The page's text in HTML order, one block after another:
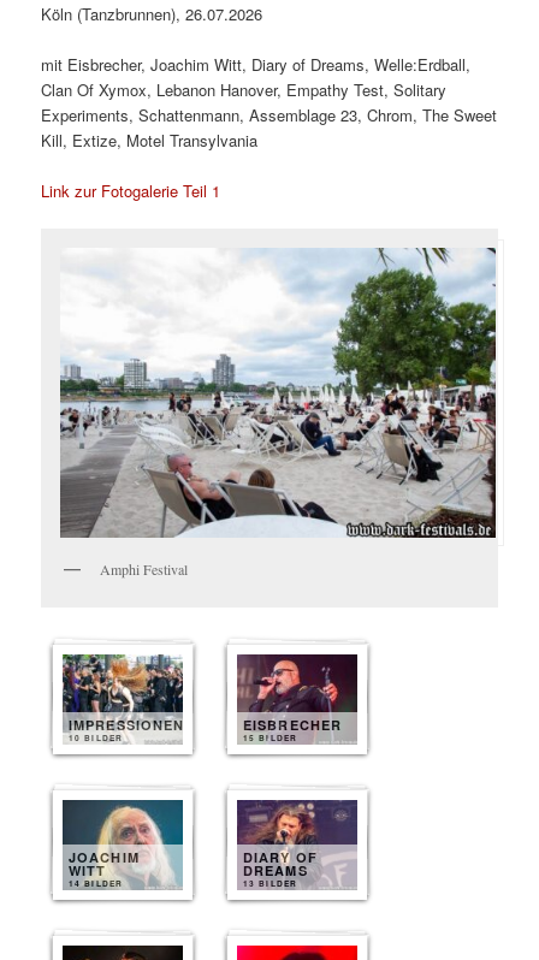
Köln (Tanzbrunnen), 26.07.2026
mit Eisbrecher, Joachim Witt, Diary of Dreams, Welle:Erdball,
Clan Of Xymox, Lebanon Hanover, Empathy Test, Solitary
Experiments, Schattenmann, Assemblage 23, Chrom, The Sweet
Kill, Extize, Motel Transylvania
Link zur Fotogalerie Teil 1
Amphi Festival
IMPRESSIONEN
10 BILDER
EISBRECHER
15 BILDER
JOACHIM
WITT
14 BILDER
DIARY OF
DREAMS
13 BILDER